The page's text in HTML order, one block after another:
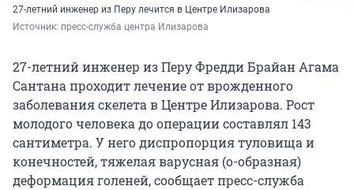
27-летний инженер из Перу лечится в Центре Илизарова
Источник: пресс-служба центра Илизарова
27-летний инженер из Перу Фредди Брайан Агама
Сантана проходит лечение от врожденного
заболевания скелета в Центре Илизарова. Рост
молодого человека до операции составлял 143
сантиметра. У него диспропорция туловища и
конечностей, тяжелая варусная (о-образная)
деформация голеней, сообщает пресс-служба